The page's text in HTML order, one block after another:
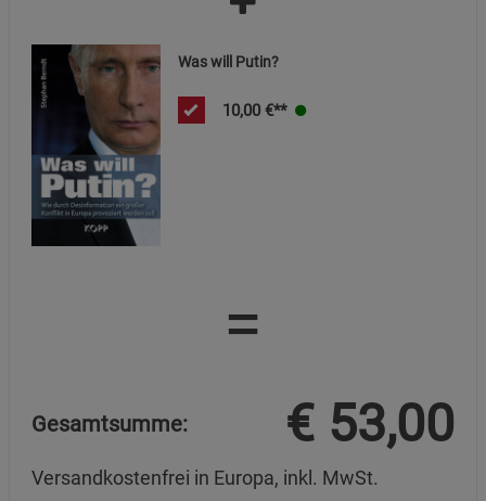
Was will Putin?
10,00 €**
=
Gesamtsumme: € 53,00
Versandkostenfrei in Europa, inkl. MwSt.